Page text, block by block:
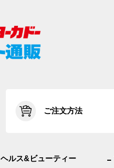
ご注文方法
ヘルス&ビューティー